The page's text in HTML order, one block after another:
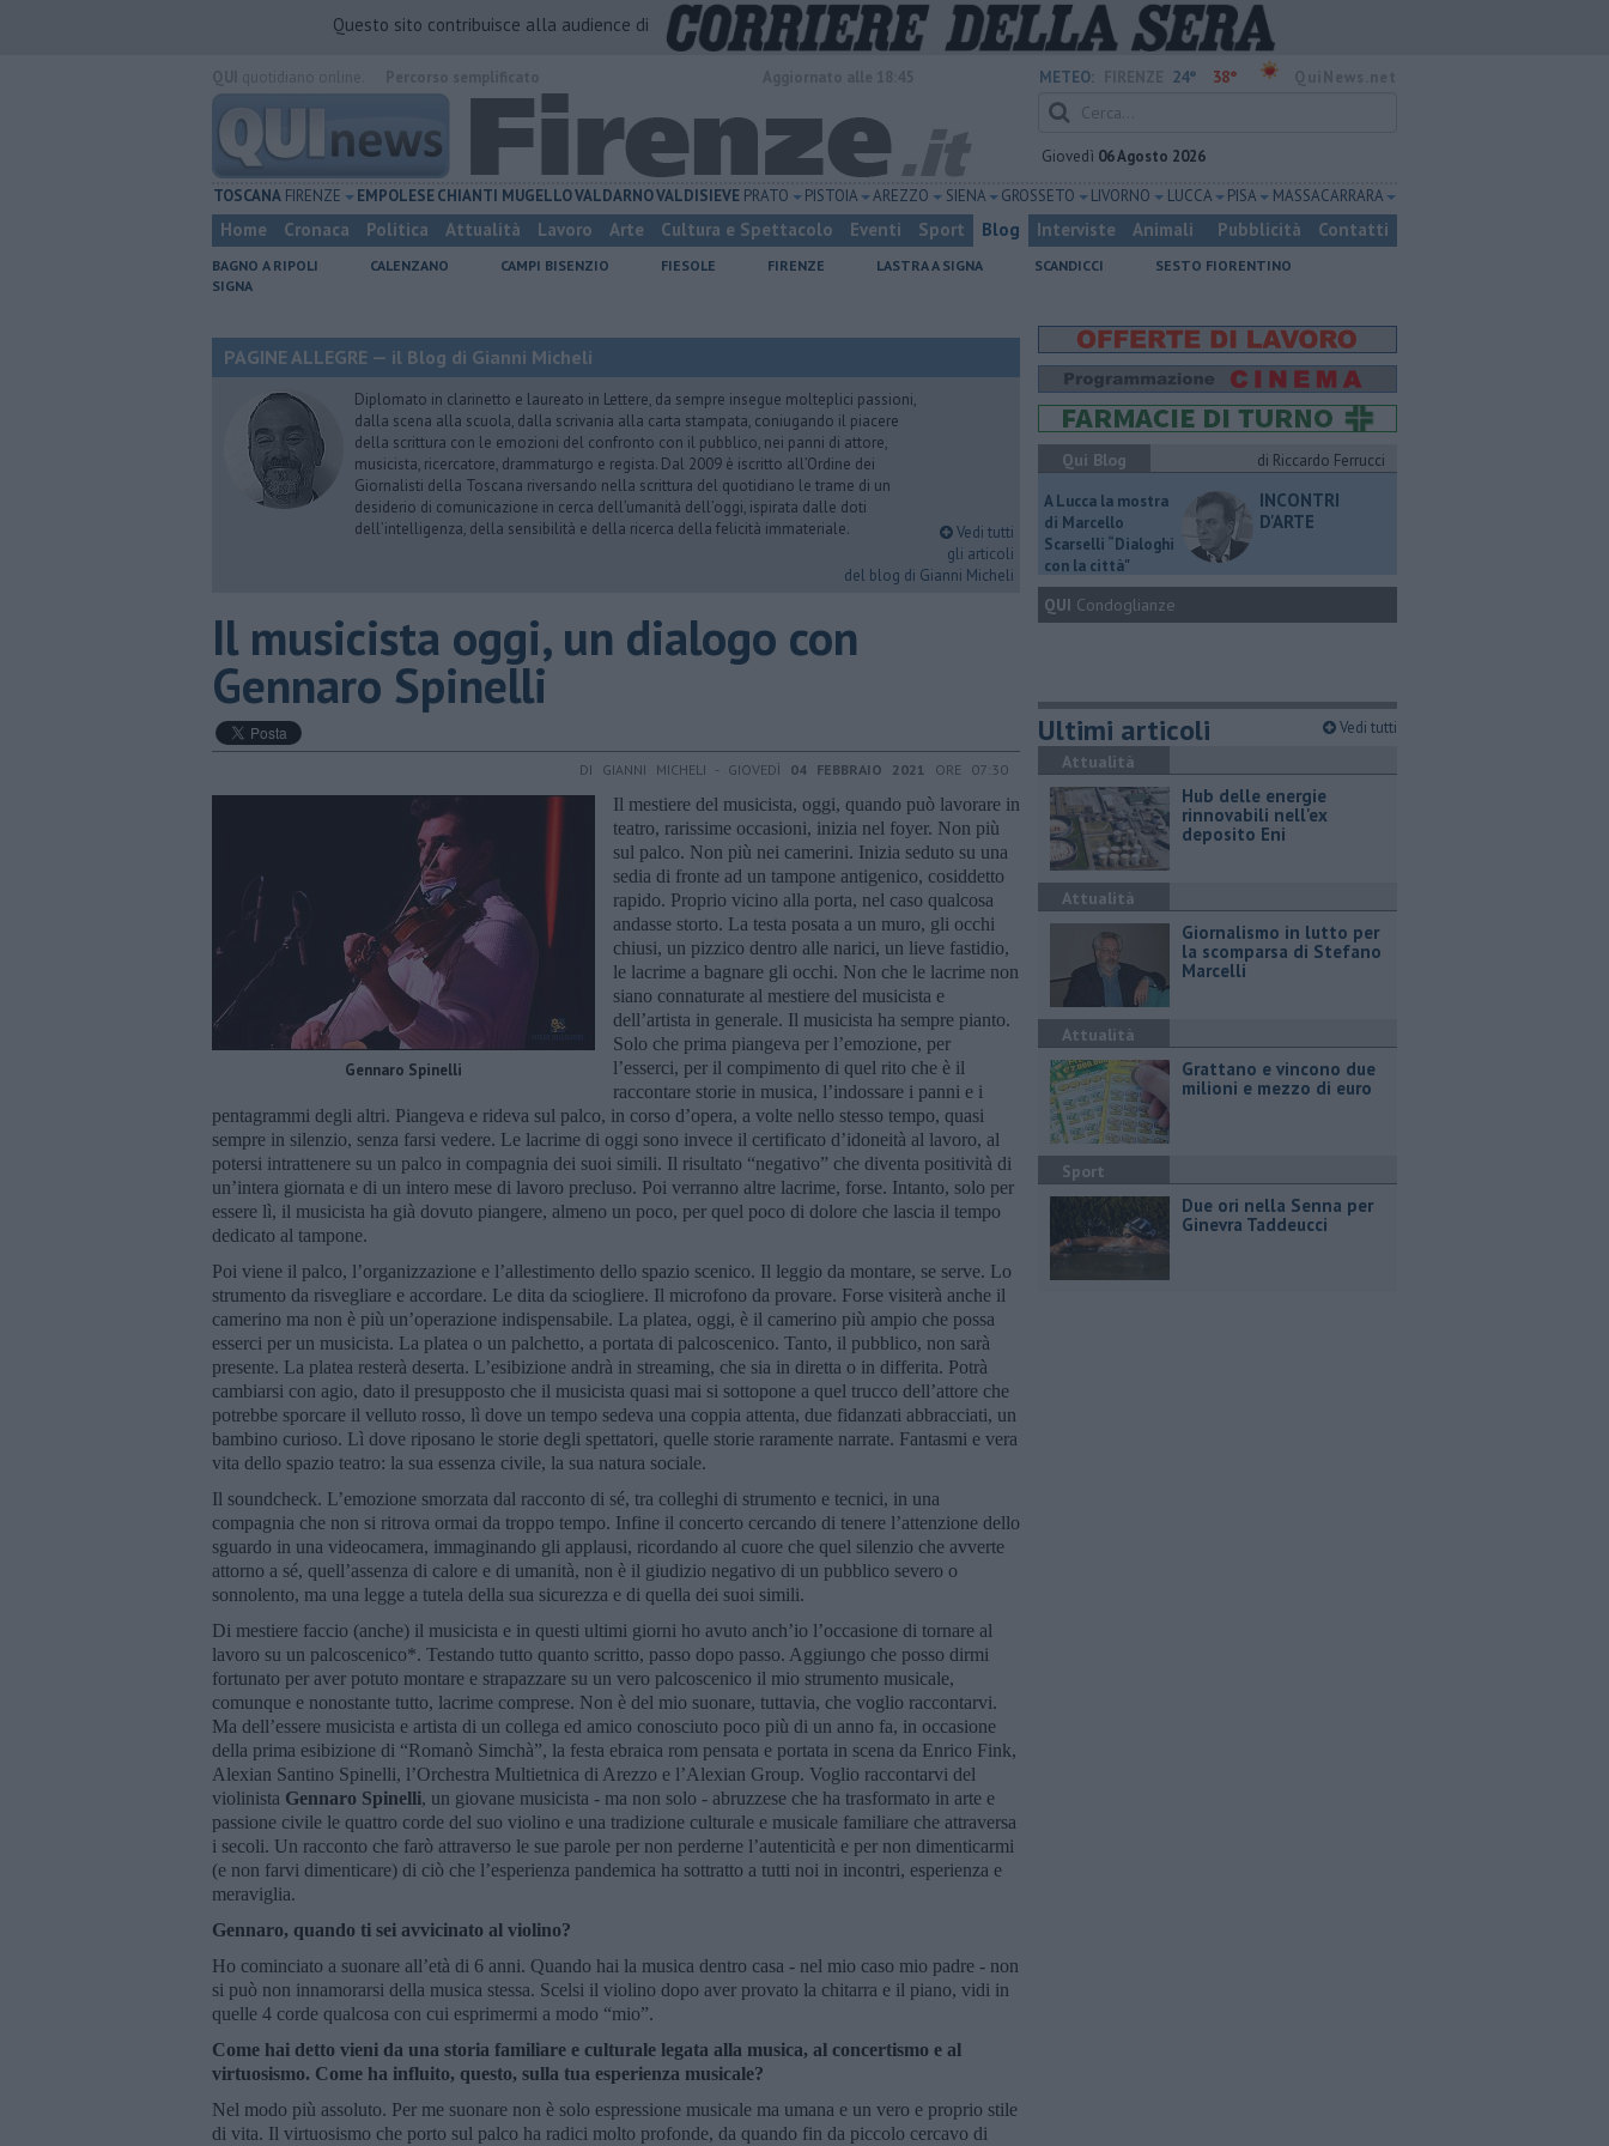
Questo sito contribuisce alla audience di
METEO: 24° 38°
Giovedì 06 Agosto 2026
TOSCANA FIRENZE EMPOLESECHIANTI MUGELLOVALDARNOVALDISIEVE PRATO PISTOIA AREZZO SIENA GROSSETO LIVORNO LUCCA PISA MASSA CARRARA
Home Cronaca Politica Attualità Lavoro Arte Cultura e Spettacolo Eventi Sport Blog Interviste Animali Pubblicità Contatti
BAGNO A RIPOLI CALENZANO CAMPI BISENZIO FIESOLE FIRENZE LASTRA A SIGNA SCANDICCI
SESTO FIORENTINO
SIGNA
PAGINE ALLEGRE — il Blog di Gianni Micheli
Diplomato in clarinetto e laureato in Lettere, da sempre insegue molteplici passioni,
dalla scena alla scuola, dalla scrivania alla carta stampata, coniugando il piacere
della scrittura con le emozioni del confronto con il pubblico, nei panni di attore,
musicista, ricercatore, drammaturgo e regista. Dal 2009 è iscritto all’Ordine dei
Giornalisti della Toscana riversando nella scrittura del quotidiano le trame di un
desiderio di comunicazione in cerca dell’umanità dell’oggi, ispirata dalle doti
dell’intelligenza, della sensibilità e della ricerca della felicità immateriale.
Vedi tutti
gli articoli
del blog di Gianni Micheli
Il musicista oggi, un dialogo con
Gennaro Spinelli
DI GIANNI MICHELI - GIOVEDÌ 04 FEBBRAIO 2021 ORE 07:30
Gennaro Spinelli
Il mestiere del musicista, oggi, quando può lavorare in
teatro, rarissime occasioni, inizia nel foyer. Non più
sul palco. Non più nei camerini. Inizia seduto su una
sedia di fronte ad un tampone antigenico, cosiddetto
rapido. Proprio vicino alla porta, nel caso qualcosa
andasse storto. La testa posata a un muro, gli occhi
chiusi, un pizzico dentro alle narici, un lieve fastidio,
le lacrime a bagnare gli occhi. Non che le lacrime non
siano connaturate al mestiere del musicista e
dell’artista in generale. Il musicista ha sempre pianto.
Solo che prima piangeva per l’emozione, per
l’esserci, per il compimento di quel rito che è il
raccontare storie in musica, l’indossare i panni e i
pentagrammi degli altri. Piangeva e rideva sul palco, in corso d’opera, a volte nello stesso tempo, quasi
sempre in silenzio, senza farsi vedere. Le lacrime di oggi sono invece il certificato d’idoneità al lavoro, al
potersi intrattenere su un palco in compagnia dei suoi simili. Il risultato “negativo” che diventa positività di
un’intera giornata e di un intero mese di lavoro precluso. Poi verranno altre lacrime, forse. Intanto, solo per
essere lì, il musicista ha già dovuto piangere, almeno un poco, per quel poco di dolore che lascia il tempo
dedicato al tampone.
Poi viene il palco, l’organizzazione e l’allestimento dello spazio scenico. Il leggio da montare, se serve. Lo
strumento da risvegliare e accordare. Le dita da sciogliere. Il microfono da provare. Forse visiterà anche il
camerino ma non è più un’operazione indispensabile. La platea, oggi, è il camerino più ampio che possa
esserci per un musicista. La platea o un palchetto, a portata di palcoscenico. Tanto, il pubblico, non sarà
presente. La platea resterà deserta. L’esibizione andrà in streaming, che sia in diretta o in differita. Potrà
cambiarsi con agio, dato il presupposto che il musicista quasi mai si sottopone a quel trucco dell’attore che
potrebbe sporcare il velluto rosso, lì dove un tempo sedeva una coppia attenta, due fidanzati abbracciati, un
bambino curioso. Lì dove riposano le storie degli spettatori, quelle storie raramente narrate. Fantasmi e vera
vita dello spazio teatro: la sua essenza civile, la sua natura sociale.
Il soundcheck. L’emozione smorzata dal racconto di sé, tra colleghi di strumento e tecnici, in una
compagnia che non si ritrova ormai da troppo tempo. Infine il concerto cercando di tenere l’attenzione dello
sguardo in una videocamera, immaginando gli applausi, ricordando al cuore che quel silenzio che avverte
attorno a sé, quell’assenza di calore e di umanità, non è il giudizio negativo di un pubblico severo o
sonnolento, ma una legge a tutela della sua sicurezza e di quella dei suoi simili.
Di mestiere faccio (anche) il musicista e in questi ultimi giorni ho avuto anch’io l’occasione di tornare al
lavoro su un palcoscenico*. Testando tutto quanto scritto, passo dopo passo. Aggiungo che posso dirmi
fortunato per aver potuto montare e strapazzare su un vero palcoscenico il mio strumento musicale,
comunque e nonostante tutto, lacrime comprese. Non è del mio suonare, tuttavia, che voglio raccontarvi.
Ma dell’essere musicista e artista di un collega ed amico conosciuto poco più di un anno fa, in occasione
della prima esibizione di “Romanò Simchà”, la festa ebraica rom pensata e portata in scena da Enrico Fink,
Alexian Santino Spinelli, l’Orchestra Multietnica di Arezzo e l’Alexian Group. Voglio raccontarvi del
violinista Gennaro Spinelli, un giovane musicista - ma non solo - abruzzese che ha trasformato in arte e
passione civile le quattro corde del suo violino e una tradizione culturale e musicale familiare che attraversa
i secoli. Un racconto che farò attraverso le sue parole per non perderne l’autenticità e per non dimenticarmi
(e non farvi dimenticare) di ciò che l’esperienza pandemica ha sottratto a tutti noi in incontri, esperienza e
meraviglia.
Gennaro, quando ti sei avvicinato al violino?
Ho cominciato a suonare all’età di 6 anni. Quando hai la musica dentro casa - nel mio caso mio padre - non
si può non innamorarsi della musica stessa. Scelsi il violino dopo aver provato la chitarra e il piano, vidi in
quelle 4 corde qualcosa con cui esprimermi a modo “mio”.
Come hai detto vieni da una storia familiare e culturale legata alla musica, al concertismo e al
virtuosismo. Come ha influito, questo, sulla tua esperienza musicale?
Nel modo più assoluto. Per me suonare non è solo espressione musicale ma umana e un vero e proprio stile
di vita. Il virtuosismo che porto sul palco ha radici molto profonde, da quando fin da piccolo cercavo di
Qui Blog
di Riccardo Ferrucci
A Lucca la mostra
di Marcello
Scarselli “Dialoghi
con la città"
INCONTRI
D'ARTE
QUI Condoglianze
Ultimi articoli Vedi tutti
Attualità
Hub delle energie
rinnovabili nell'ex
deposito Eni
Attualità
Giornalismo in lutto per
la scomparsa di Stefano
Marcelli
Attualità
Grattano e vincono due
milioni e mezzo di euro
Sport
Due ori nella Senna per
Ginevra Taddeucci